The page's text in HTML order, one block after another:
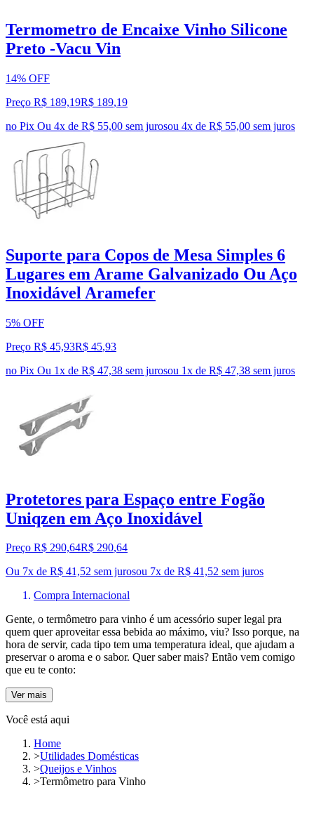
Termometro de Encaixe Vinho Silicone
Preto -Vacu Vin
14% OFF
Preço R$ 189,19R$ 189,19
no Pix Ou 4x de R$ 55,00 sem jurosou 4x de R$ 55,00 sem juros
Suporte para Copos de Mesa Simples 6
Lugares em Arame Galvanizado Ou Aço
Inoxidável Aramefer
5% OFF
Preço R$ 45,93R$ 45,93
no Pix Ou 1x de R$ 47,38 sem jurosou 1x de R$ 47,38 sem juros
Protetores para Espaço entre Fogão
Uniqzen em Aço Inoxidável
Preço R$ 290,64R$ 290,64
Ou 7x de R$ 41,52 sem jurosou 7x de R$ 41,52 sem juros
Compra Internacional
Gente, o termômetro para vinho é um acessório super legal pra
quem quer aproveitar essa bebida ao máximo, viu? Isso porque, na
hora de servir, cada tipo tem uma temperatura ideal, que ajudam a
preservar o aroma e o sabor. Quer saber mais? Então vem comigo
que eu te conto:
Ver mais
Você está aqui
Home
>Utilidades Domésticas
>Queijos e Vinhos
>Termômetro para Vinho